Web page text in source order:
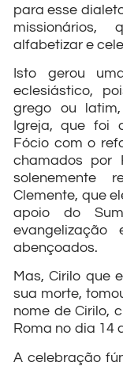
para esse
missionários,
alfabetizar e
Isto gerou
eclesiástico,
grego ou
Igreja, que foi
Fócio com o
chamados por
solenemente
Clemente, que
apoio do
evangelização
abençoados.
Mas, Cirilo que
sua morte,
nome de Cirilo,
Roma no dia 14
A celebração